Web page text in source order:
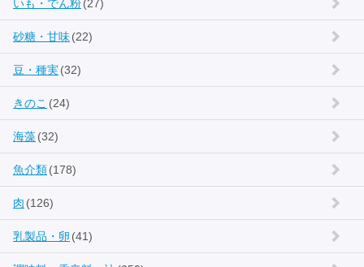
いも・でん粉(27)
砂糖・甘味(22)
豆・種実(32)
きのこ (24)
海藻(32)
魚介類(178)
肉 (126)
乳製品・卵 (41)